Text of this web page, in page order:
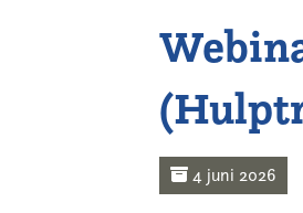
4 juni 2026